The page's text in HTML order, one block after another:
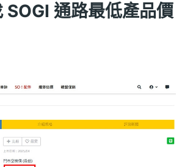
SOGI 通路最低產品價